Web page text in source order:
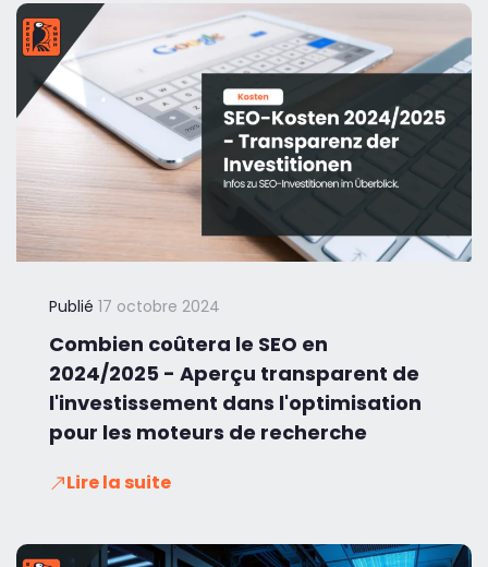
Publié 17 octobre 2024
Combien coûtera le SEO en
2024/2025 - Aperçu transparent de
l'investissement dans l'optimisation
pour les moteurs de recherche
Lire la suite